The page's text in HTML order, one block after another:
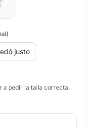
justo
a pedir la talla correcta.